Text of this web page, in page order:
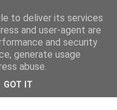
και
to deliver its services
and user-agent are
and security
generate usage
abuse.
GOT IT